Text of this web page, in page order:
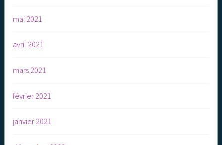
mai 2021
avril 2021
mars 2021
février 2021
janvier 2021